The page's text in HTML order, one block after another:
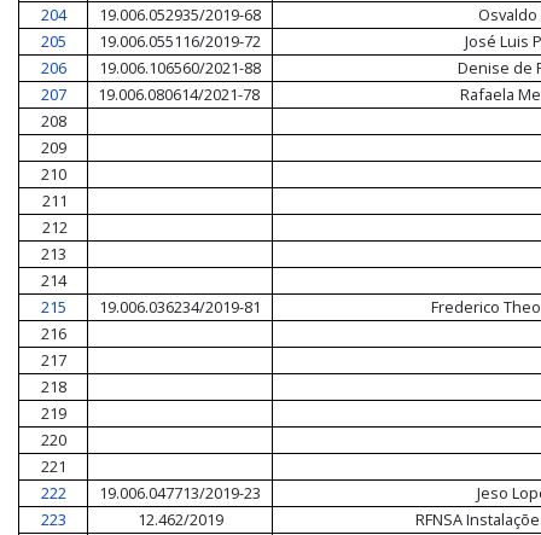
204
19.006.052935/2019-68
205
19.006.055116/2019-72
José Luis
206
19.006.106560/2021-88
Denise de
207
19.006.080614/2021-78
Rafaela
208
209
210
211
212
213
214
215
19.006.036234/2019-81
Frederico
216
217
218
219
220
221
222
19.006.047713/2019-23
Jeso
223
12.462/2019 RFNSA